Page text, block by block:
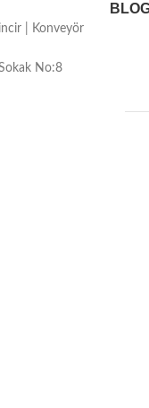
| Konveyör
No:8